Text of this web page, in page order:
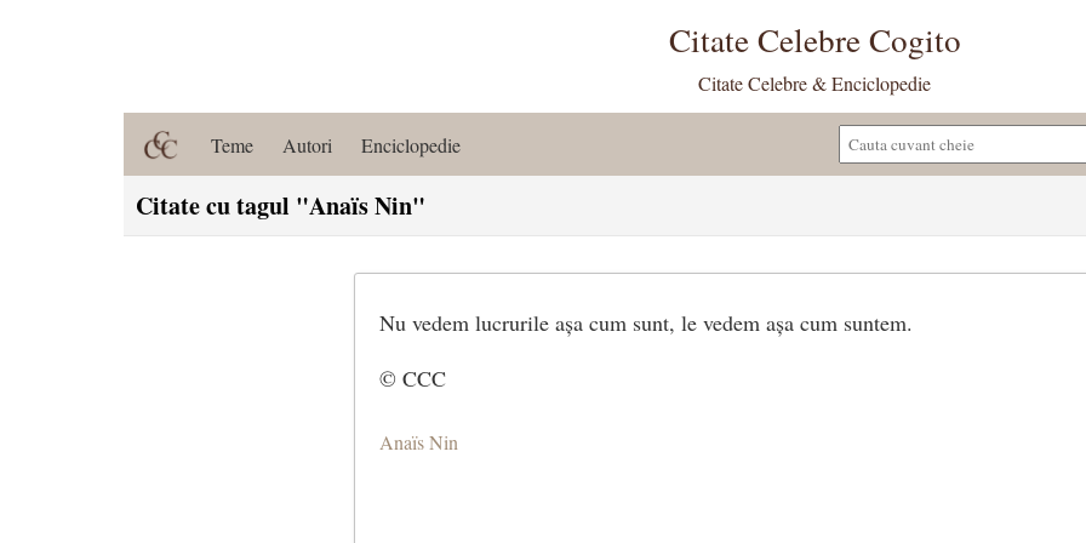
Citate Celebre Cogito
Citate Celebre & Enciclopedie
Teme Autori Enciclopedie
Citate cu tagul "Anaïs Nin"
Nu vedem lucrurile așa cum sunt, le vedem așa cum suntem.
© CCC
Anaïs Nin